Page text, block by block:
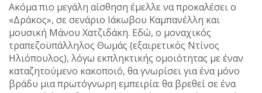
Ακόμα πιο μεγάλη αίσθηση έμελλε να προκαλέσει ο
«Δράκος», σε σενάριο Ιάκωβου Καμπανέλλη και
μουσική Μάνου Χατζιδάκη. Εδώ, ο μοναχικός
τραπεζοϋπάλληλος Θωμάς (εξαιρετικός Ντίνος
Ηλιόπουλος), λόγω εκπληκτικής ομοιότητας με έναν
καταζητούμενο κακοποιό, θα γνωρίσει για ένα μόνο
βράδυ μια πρωτόγνωρη εμπειρία: θα βρεθεί σε ένα